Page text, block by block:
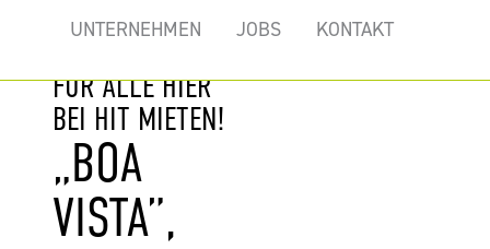
UNTERNEHMEN JOBS KONTAKT
ELBE MIT
FÜR ALLE HIER
BEI HIT MIETEN!
„BOA
VISTA”,